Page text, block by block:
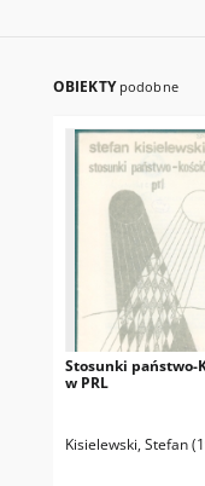
OBIEKTY podobne
Stosunki państwo-
w PRL
Kisielewski, Stefan